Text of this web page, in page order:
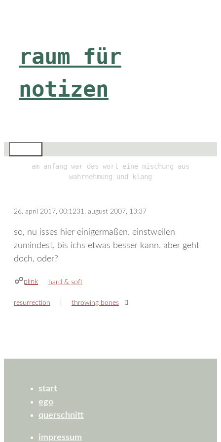
raum für
notizen
am anfang war das wort eine mischung aus
wahrnehmung und klang
26. april 2017, 00:1231. august 2007, 13:37
so, nu isses hier einigermaßen. einstweilen
zumindest, bis ichs etwas besser kann. aber geht
doch, oder?
plink kategorien
hard & soft
resurrection throwing bones
start
ego
querschnitt
impressum